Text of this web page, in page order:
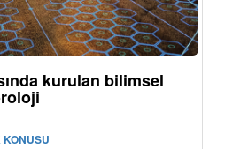
kurulan bilimsel